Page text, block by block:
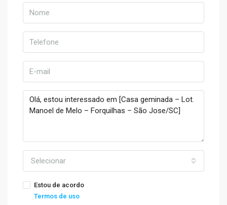
Selecionar
Estou de acordo
Termos de uso